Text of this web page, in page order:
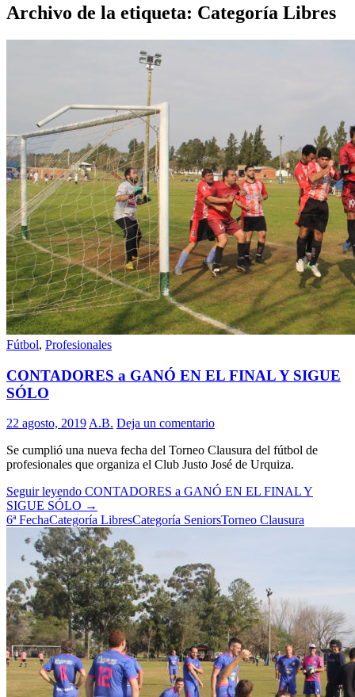
Archivo de la etiqueta: Categoría Libres
Fútbol, Profesionales
CONTADORES a GANÓ EN EL FINAL Y SIGUE
SÓLO
22 agosto, 2019 A.B. Deja un comentario
Se cumplió una nueva fecha del Torneo Clausura del fútbol de
profesionales que organiza el Club Justo José de Urquiza.
Seguir leyendo CONTADORES a GANÓ EN EL FINAL Y
SIGUE SÓLO →
6ª FechaCategoría LibresCategoría SeniorsTorneo Clausura